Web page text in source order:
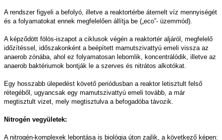
A rendszer figyeli a befolyó, illetve a reaktortérbe átemelt víz mennyiségét
és a folyamatokat ennek megfelelően állítja be („eco”- üzemmód).
A képződött fölös-iszapot a ciklusok végén a reaktortér aljáról, megfelelő
időzítéssel, időszakonként a beépített mamutszivattyú emeli vissza az
anaerob zónába, ahol ez folyamatosan lebomlik, koncentrálódik, illetve az
anaerob baktériumok bontják le a szerves és nitrátos alkotókat.
Egy hosszabb ülepedést követő periódusban a reaktor letisztult felső
rétegéből, ugyancsak egy mamutszivattyú emeli tovább, a már
megtisztult vizet, mely megtisztulva a befogadóba távozik.
Nitrogén vegyületek:
A nitrogén-komplexek lebontása is biológia úton zajlik, a következő képen: